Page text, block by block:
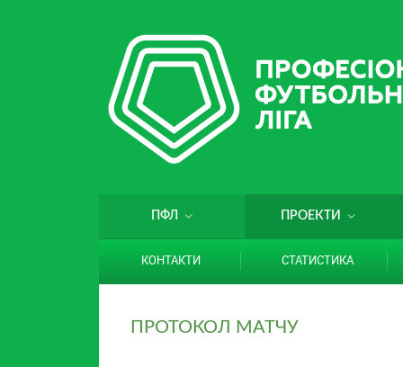
ПФЛ ПРОЕКТИ
КОНТАКТИ СТАТИСТИКА
ПРОТОКОЛ МАТЧУ